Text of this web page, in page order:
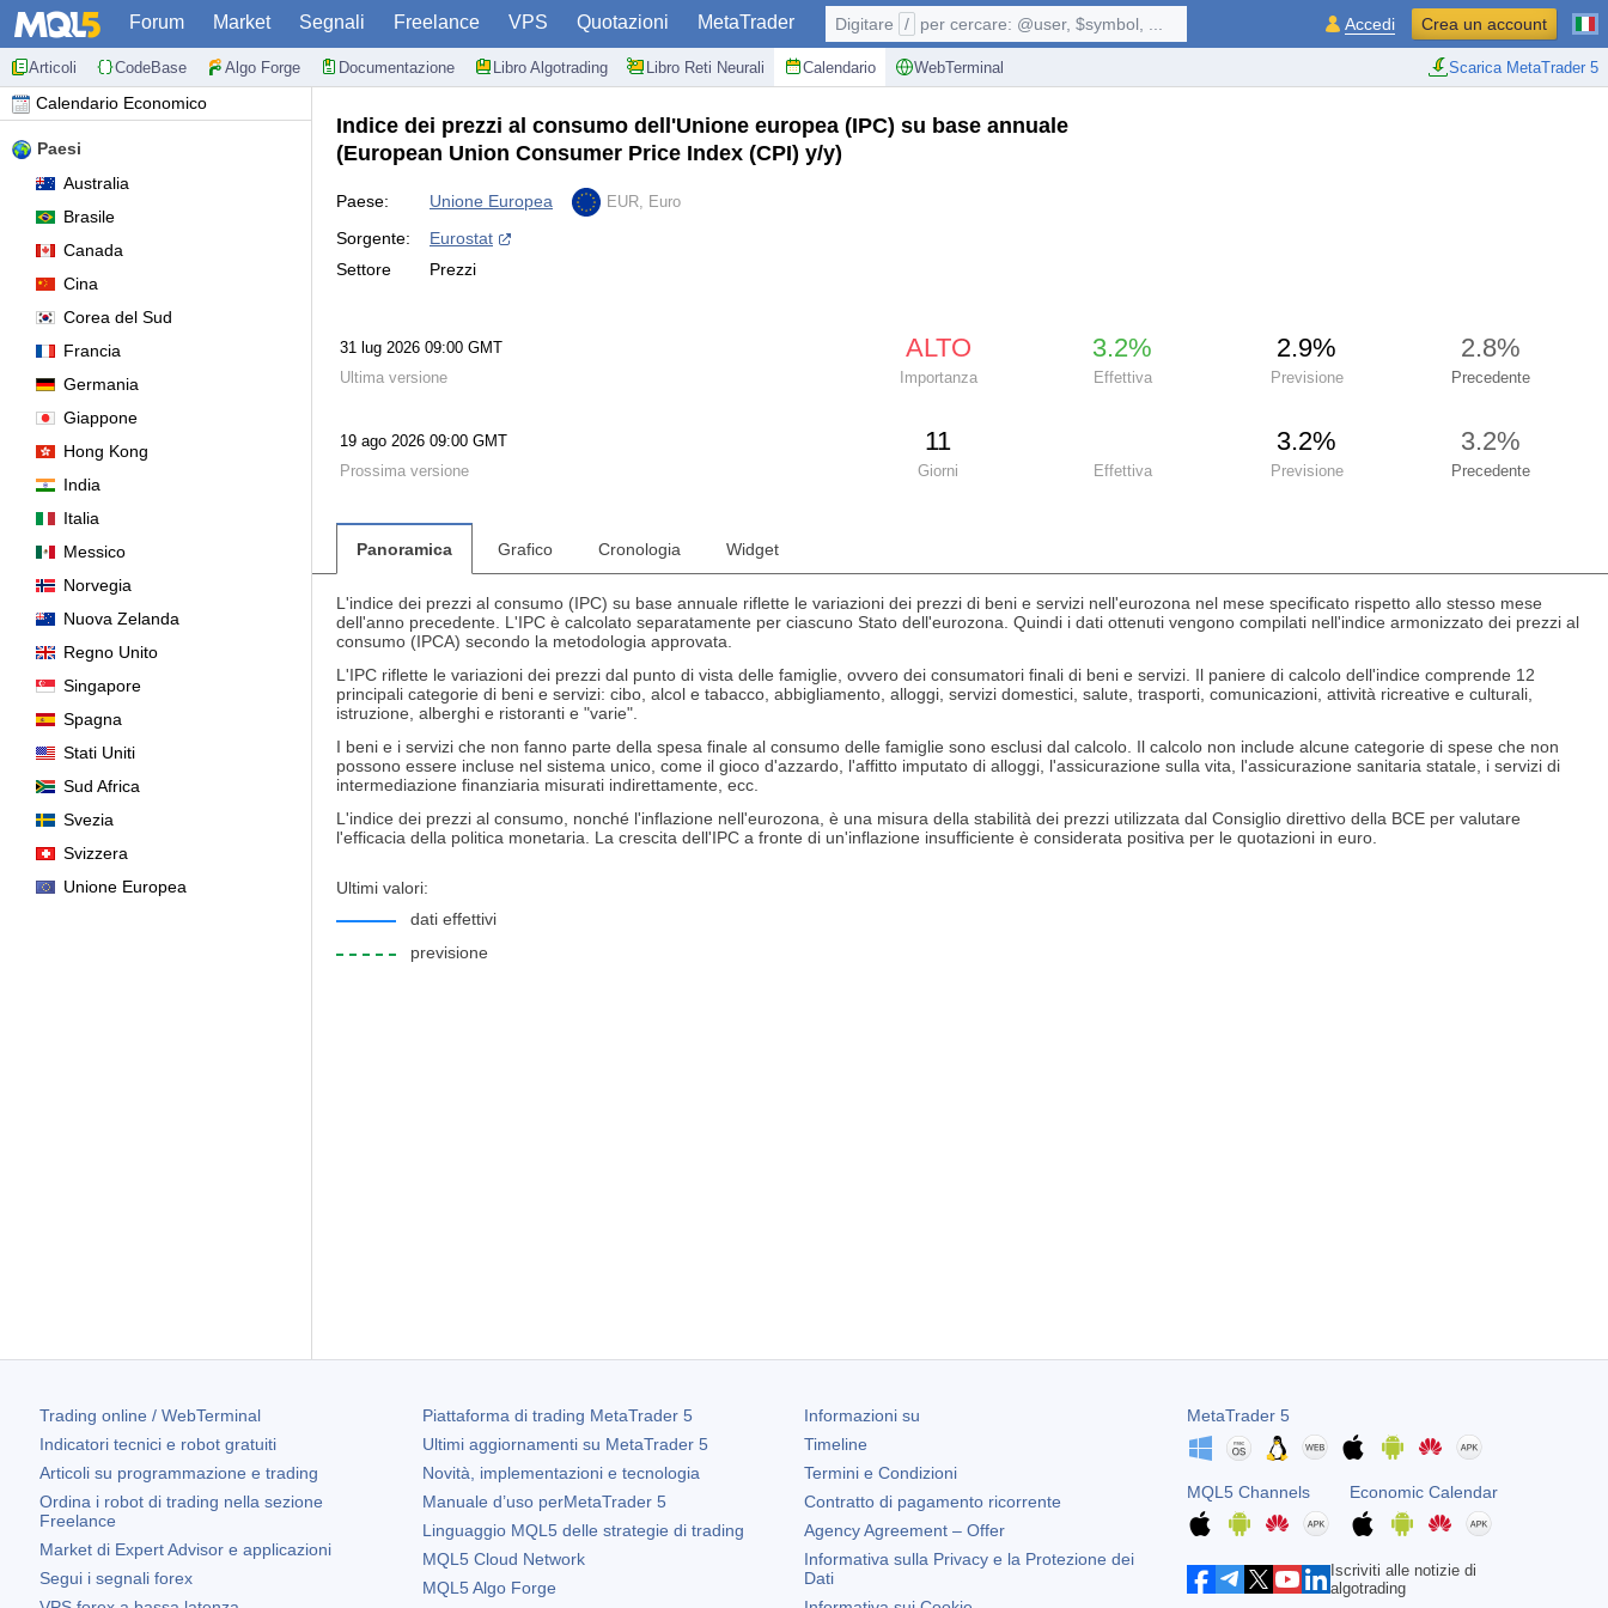
Forum Market Segnali Freelance VPS Quotazioni MetaTrader
Articoli CodeBase Algo Forge Documentazione Libro Algotrading Libro Reti Neurali Calendario WebTerminal Scarica MetaTrader 5
Digitare / per cercare: @user, $symbol, ... Accedi Crea un account
Calendario Economico
Paesi
Australia
Brasile
Canada
Cina
Corea del Sud
Francia
Germania
Giappone
Hong Kong
India
Italia
Messico
Norvegia
Nuova Zelanda
Regno Unito
Singapore
Spagna
Stati Uniti
Sud Africa
Svezia
Svizzera
Unione Europea
Indice dei prezzi al consumo dell'Unione europea (IPC) su base annuale
(European Union Consumer Price Index (CPI) y/y)
Paese: Unione Europea EUR, Euro
Sorgente:
Eurostat
Settore
Prezzi
31 lug 2026 09:00 GMT ALTO 3.2% 2.9% 2.8%
Ultima versione Importanza Effettiva Previsione Precedente
19 ago 2026 09:00 GMT 11 3.2% 3.2%
Prossima versione Giorni Effettiva Previsione Precedente
Panoramica Grafico Cronologia Widget
L'indice dei prezzi al consumo (IPC) su base annuale riflette le variazioni dei prezzi di beni e servizi nell'eurozona nel mese specificato rispetto allo stesso mese
dell'anno precedente. L'IPC è calcolato separatamente per ciascuno Stato dell'eurozona. Quindi i dati ottenuti vengono compilati nell'indice armonizzato dei prezzi al
consumo (IPCA) secondo la metodologia approvata.
L'IPC riflette le variazioni dei prezzi dal punto di vista delle famiglie, ovvero dei consumatori finali di beni e servizi. Il paniere di calcolo dell'indice comprende 12
principali categorie di beni e servizi: cibo, alcol e tabacco, abbigliamento, alloggi, servizi domestici, salute, trasporti, comunicazioni, attività ricreative e culturali,
istruzione, alberghi e ristoranti e "varie".
I beni e i servizi che non fanno parte della spesa finale al consumo delle famiglie sono esclusi dal calcolo. Il calcolo non include alcune categorie di spese che non
possono essere incluse nel sistema unico, come il gioco d'azzardo, l'affitto imputato di alloggi, l'assicurazione sulla vita, l'assicurazione sanitaria statale, i servizi di
intermediazione finanziaria misurati indirettamente, ecc.
L'indice dei prezzi al consumo, nonché l'inflazione nell'eurozona, è una misura della stabilità dei prezzi utilizzata dal Consiglio direttivo della BCE per valutare
l'efficacia della politica monetaria. La crescita dell'IPC a fronte di un'inflazione insufficiente è considerata positiva per le quotazioni in euro.
Ultimi valori:
dati effettivi
previsione
Trading online / WebTerminal
Indicatori tecnici e robot gratuiti
Articoli su programmazione e trading
Ordina i robot di trading nella sezione
Freelance
Market di Expert Advisor e applicazioni
Segui i segnali forex
Piattaforma di trading MetaTrader 5
Ultimi aggiornamenti su MetaTrader 5
Novità, implementazioni e tecnologia
Manuale d’uso perMetaTrader 5
Linguaggio MQL5 delle strategie di trading
MQL5 Cloud Network
MQL5 Algo Forge
Informazioni su
Timeline
Termini e Condizioni
Contratto di pagamento ricorrente
Agency Agreement – Offer
Informativa sulla Privacy e la Protezione dei
Dati
MetaTrader 5
MQL5 Channels Economic Calendar
Iscriviti alle notizie di
algotrading